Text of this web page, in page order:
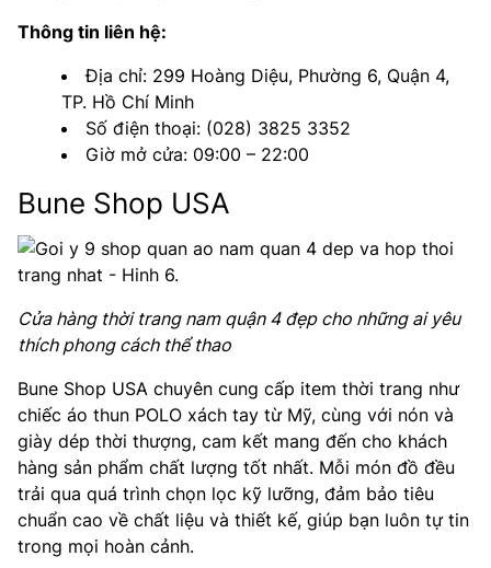
Thông tin liên hệ:
Địa chỉ: 299 Hoàng Diệu, Phường 6, Quận 4,
TP. Hồ Chí Minh
Số điện thoại: (028) 3825 3352
Giờ mở cửa: 09:00 – 22:00
Bune Shop USA
Cửa hàng thời trang nam quận 4 đẹp cho những ai yêu
thích phong cách thể thao
Bune Shop USA chuyên cung cấp item thời trang như
chiếc áo thun POLO xách tay từ Mỹ, cùng với nón và
giày dép thời thượng, cam kết mang đến cho khách
hàng sản phẩm chất lượng tốt nhất. Mỗi món đồ đều
trải qua quá trình chọn lọc kỹ lưỡng, đảm bảo tiêu
chuẩn cao về chất liệu và thiết kế, giúp bạn luôn tự tin
trong mọi hoàn cảnh.